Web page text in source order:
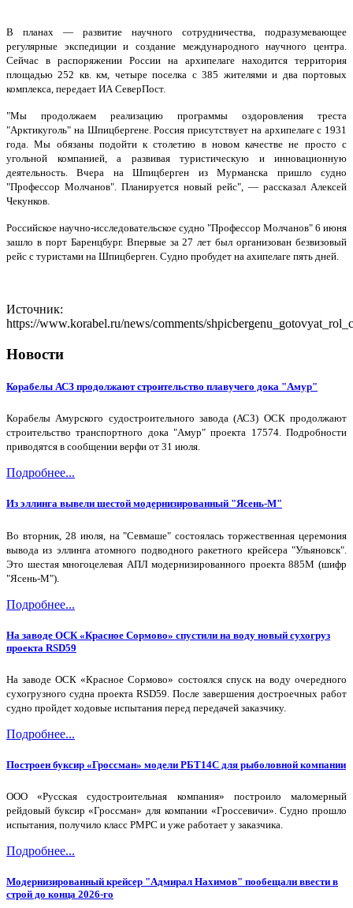
В планах — развитие научного сотрудничества, подразумевающее
регулярные экспедиции и создание международного научного центра.
Сейчас в распоряжении России на архипелаге находится территория
площадью 252 кв. км, четыре поселка с 385 жителями и два портовых
комплекса, передает ИА СеверПост.
"Мы продолжаем реализацию программы оздоровления треста
"Арктикуголь" на Шпицбергене. Россия присутствует на архипелаге с 1931
года. Мы обязаны подойти к столетию в новом качестве не просто с
угольной компанией, а развивая туристическую и инновационную
деятельность. Вчера на Шпицберген из Мурманска пришло судно
"Профессор Молчанов". Планируется новый рейс", — рассказал Алексей
Чекунков.
Российское научно-исследовательское судно "Профессор Молчанов" 6 июня
зашло в порт Баренцбург. Впервые за 27 лет был организован безвизовый
рейс с туристами на Шпицберген. Судно пробудет на ахипелаге пять дней.
Источник:
https://www.korabel.ru/news/comments/
Новости
Корабелы АСЗ продолжают строительство плавучего дока "Амур"
Корабелы Амурского судостроительного завода (АСЗ) ОСК продолжают
строительство транспортного дока "Амур" проекта 17574. Подробности
приводятся в сообщении верфи от 31 июля.
Подробнее...
Из эллинга вывели шестой модернизированный "Ясень-М"
Во вторник, 28 июля, на "Севмаше" состоялась торжественная церемония
вывода из эллинга атомного подводного ракетного крейсера "Ульяновск".
Это шестая многоцелевая АПЛ модернизированного проекта 885М (шифр
"Ясень-М").
Подробнее...
На заводе ОСК «Красное Сормово» спустили на воду новый сухогруз
проекта RSD59
На заводе ОСК «Красное Сормово» состоялся спуск на воду очередного
сухогрузного судна проекта RSD59. После завершения достроечных работ
судно пройдет ходовые испытания перед передачей заказчику.
Подробнее...
Построен буксир «Гроссман» модели РБТ14С для рыболовной компании
ООО «Русская судостроительная компания» построило маломерный
рейдовый буксир «Гроссман» для компании «Гроссевичи». Судно прошло
испытания, получило класс РМРС и уже работает у заказчика.
Подробнее...
Модернизированный крейсер "Адмирал Нахимов" пообещали ввести в
строй до конца 2026-го